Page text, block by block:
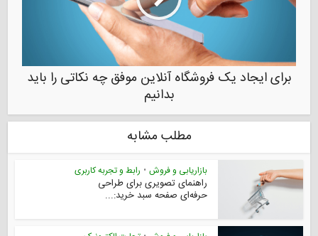
برای ایجاد یک فروشگاه آنلاین موفق چه نکاتی را باید
بدانیم
مطلب مشابه
بازاریابی و فروش • رابط و تجربه کاربری
راهنمای تصویری برای طراحی
حرفه‌ای صفحه سبد خرید:...